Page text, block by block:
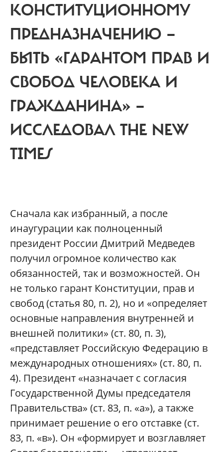
КОНСТИТУЦИОННОМУ
ПРЕДНАЗНАЧЕНИЮ —
БЫТЬ «ГАРАНТОМ ПРАВ И
СВОБОД ЧЕЛОВЕКА И
ГРАЖДАНИНА» —
ИССЛЕДОВАЛ THE NEW
TIMES
Сначала как избранный, а после
инаугурации как полноценный
президент России Дмитрий Медведев
получил огромное количество как
обязанностей, так и возможностей. Он
не только гарант Конституции, прав и
свобод (статья 80, п. 2), но и «определяет
основные направления внутренней и
внешней политики» (ст. 80, п. 3),
«представляет Российскую Федерацию в
международных отношениях» (ст. 80, п.
4). Президент «назначает с согласия
Государственной Думы председателя
Правительства» (ст. 83, п. «а»), а также
принимает решение о его отставке (ст.
83, п. «в»). Он «формирует и возглавляет